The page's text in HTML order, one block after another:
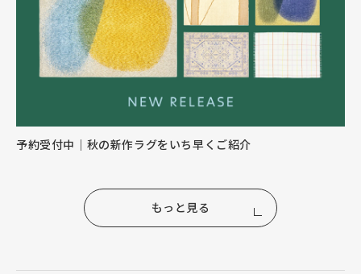
予約受付中｜秋の新作ラグをいち早くご紹介
もっと見る